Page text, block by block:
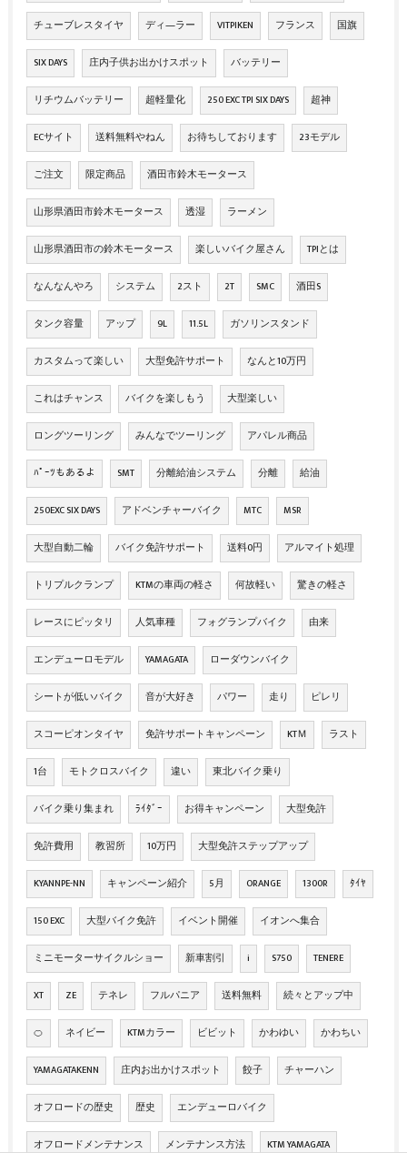
チューブレスタイヤ ディ―ラー VITPIKEN フランス 国旗
SIX DAYS 庄内子供お出かけスポット バッテリー
リチウムバッテリー 超軽量化 250 EXC TPI SIX DAYS 超神
ECサイト 送料無料やねん お待ちしております 23モデル
ご注文 限定商品 酒田市鈴木モータース
山形県酒田市鈴木モータース 透湿 ラーメン
山形県酒田市の鈴木モータース 楽しいバイク屋さん TPIとは
なんなんやろ システム 2スト 2T SMC 酒田S
タンク容量 アップ 9L 11.5L ガソリンスタンド
カスタムって楽しい 大型免許サポート なんと10万円
これはチャンス バイクを楽しもう 大型楽しい
ロングツーリング みんなでツーリング アパレル商品
ﾊﾟｰﾂもあるよ SMT 分離給油システム 分離 給油
250EXC SIX DAYS アドベンチャーバイク MTC MSR
大型自動二輪 バイク免許サポート 送料0円 アルマイト処理
トリプルクランプ KTMの車両の軽さ 何故軽い 驚きの軽さ
レースにピッタリ 人気車種 フォグランプバイク 由来
エンデューロモデル YAMAGATA ローダウンバイク
シートが低いバイク 音が大好き パワー 走り ピレリ
スコーピオンタイヤ 免許サポートキャンペーン KTＭ ラスト
1台 モトクロスバイク 違い 東北バイク乗り
バイク乗り集まれ ﾗｲﾀﾞｰ お得キャンペーン 大型免許
免許費用 教習所 10万円 大型免許ステップアップ
KYANNPE-NN キャンペーン紹介 5月 ORANGE 1300R ﾀｲﾔ
150 EXC 大型バイク免許 イベント開催 イオンへ集合
ミニモーターサイクルショー 新車割引 i S750 TENERE
XT ZE テネレ フルパニア 送料無料 続々とアップ中
🍊 ネイビー KTMカラー ビビット かわゆい かわちい
YAMAGATAKENN 庄内お出かけスポット 餃子 チャーハン
オフロードの歴史 歴史 エンデューロバイク
オフロードメンテナンス メンテナンス方法 KTM YAMAGATA